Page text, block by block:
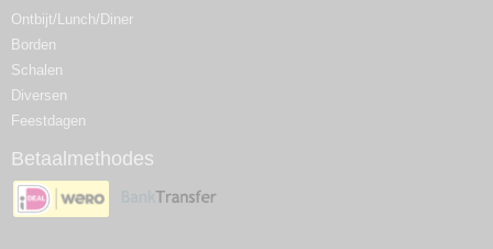
Ontbijt/Lunch/Diner
Borden
Schalen
Diversen
Feestdagen
Betaalmethodes